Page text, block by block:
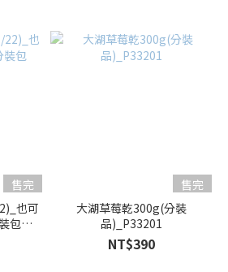
售完
也可
包
售完
大湖草莓乾300g(分裝
品)_P33201
NT$390